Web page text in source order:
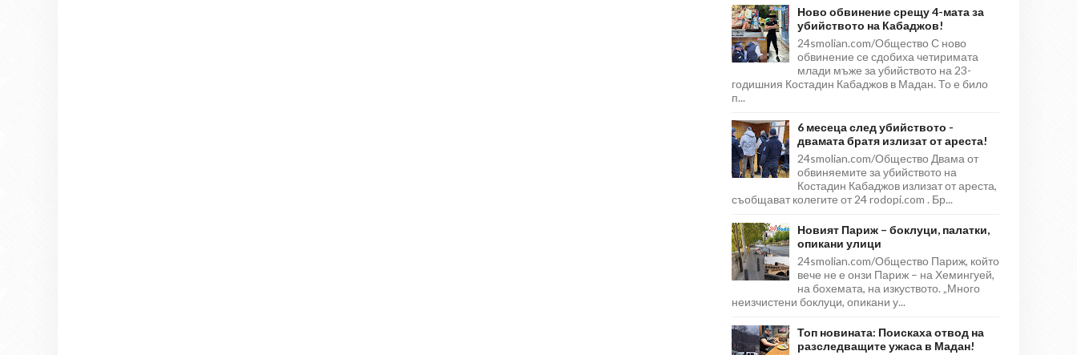
Ново обвинение срещу 4-мата за
убийството на Кабаджов!
24smolian.com/Общество С ново
обвинение се сдобиха четиримата
млади мъже за убийството на 23-
годишния Костадин Кабаджов в Мадан. То е било
п...
6 месеца след убийството -
двамата братя излизат от ареста!
24smolian.com/Общество Двама от
обвиняемите за убийството на
Костадин Кабаджов излизат от ареста,
съобщават колегите от 24 rodopi.com . Бр...
Новият Париж – боклуци, палатки,
опикани улици
24smolian.com/Общество Париж, който
вече не е онзи Париж – на Хемингуей,
на бохемата, на изкуството. „Много
неизчистени боклуци, опикани у...
Топ новината: Поискаха отвод на
разследващите ужаса в Мадан!